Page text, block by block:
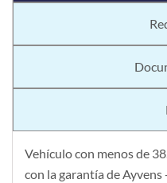
Vehículo con menos de
con la garantía de Ayvens